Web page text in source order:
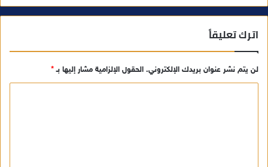
اترك تعليقاً
لن يتم نشر عنوان بريدك الإلكتروني. الحقول الإلزامية مشار إليها بـ*